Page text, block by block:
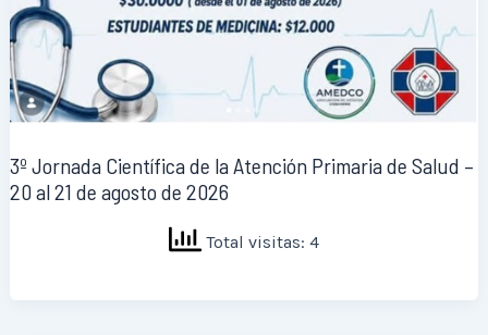
3º Jornada Científica de la Atención Primaria de Salud –
20 al 21 de agosto de 2026
Total visitas: 4